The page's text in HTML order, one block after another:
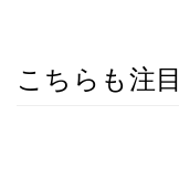
こちらも注目